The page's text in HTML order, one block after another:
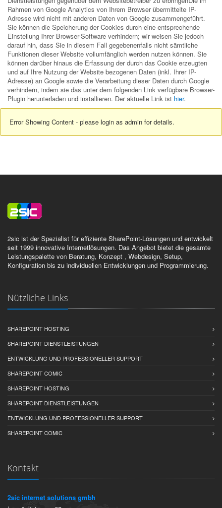
Rahmen von Google Analytics von Ihrem Browser übermittelte IP-
Adresse wird nicht mit anderen Daten von Google zusammengeführt.
Sie können die Speicherung der Cookies durch eine entsprechende
Einstellung Ihrer Browser-Software verhindern; wir weisen Sie jedoch
darauf hin, dass Sie in diesem Fall gegebenenfalls nicht sämtliche
Funktionen dieser Website vollumfänglich werden nutzen können. Sie
können darüber hinaus die Erfassung der durch das Cookie erzeugten
und auf Ihre Nutzung der Website bezogenen Daten (inkl. Ihrer IP-
Adresse) an Google sowie die Verarbeitung dieser Daten durch Google
verhindern, indem sie das unter dem folgenden Link verfügbare Browser-
Plugin herunterladen und installieren. Der aktuelle Link ist hier.
Error Showing Content - please login as admin for details.
2sic ist der Spezialist für effiziente SharePoint-Lösungen und entwickelt
seit 1999 innovative Internetlösungen. Das Angebot bietet die gesamte
Leistungspalette von Beratung, Konzept , Webdesign, Setup,
Konfiguration bis zu individuellen Entwicklungen und Programmierung.
Nützliche Links
SHAREPOINT HOSTING
SHAREPOINT DIENSTLEISTUNGEN
ENTWICKLUNG UND PROFESSIONELLER SUPPORT
SHAREPOINT COMIC
SHAREPOINT HOSTING
SHAREPOINT DIENSTLEISTUNGEN
ENTWICKLUNG UND PROFESSIONELLER SUPPORT
SHAREPOINT COMIC
Kontakt
2sic internet solutions gmbh